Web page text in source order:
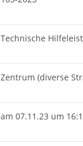
Technische
Zentrum (diverse
am 07.11.23 um